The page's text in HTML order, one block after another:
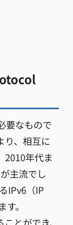
要なもので
り、相互に
2010年代ま
主流でし
IPv6（IP
。